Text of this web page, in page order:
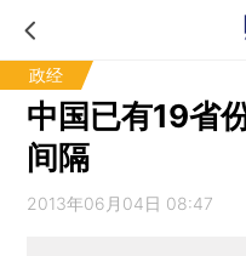
政经
中国已有19省
间隔
2013年06月04日 08:47